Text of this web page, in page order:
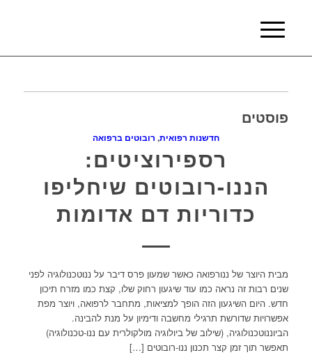
פוסטים
חדשנות רפואית, רובוטים ברפואה
רספירוציטים:
הננו-רובוטים שיחליפו
כדוריות דם אדומות
מבית היוצר של ננורפואה כאשר שמעון פרס דיבר על ננוטכנולוגיה לפני
שנים רבות זה נראה כמו עוד שיגעון רחוק שלו, קצת כמו מזרח תיכון
חדש. היום השיגעון הזה הופך למציאות, מתחבר לרפואה, ויוצר מפת
אפשרויות שדורשת תרגילי מחשבה ודימיון על מנת להבינה.
הביוננוטכנולוגיה, (שילוב של ביולוגיה מולקולרית עם ננו-טכנולוגיה)
תאפשר תוך זמן קצר תכנון ננו-רובוטים […]